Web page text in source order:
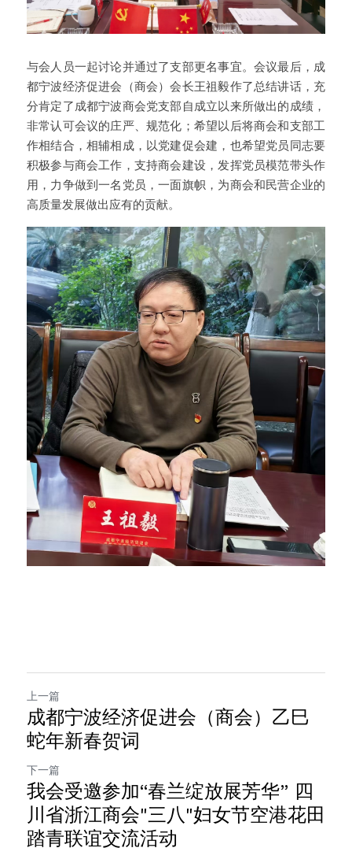
与会人员一起讨论并通过了支部更名事宜。会议最后，成
都宁波经济促进会（商会）会长王祖毅作了总结讲话，充
分肯定了成都宁波商会党支部自成立以来所做出的成绩，
非常认可会议的庄严、规范化；希望以后将商会和支部工
作相结合，相辅相成，以党建促会建，也希望党员同志要
积极参与商会工作，支持商会建设，发挥党员模范带头作
用，力争做到一名党员，一面旗帜，为商会和民营企业的
高质量发展做出应有的贡献。
上一篇
成都宁波经济促进会（商会）乙巳
蛇年新春贺词
下一篇
我会受邀参加“春兰绽放展芳华” 四
川省浙江商会"三八"妇女节空港花田
踏青联谊交流活动